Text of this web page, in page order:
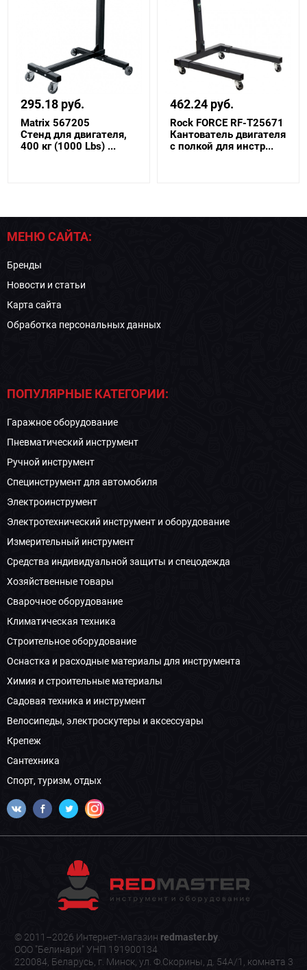
295.18 руб.
Matrix 567205
Стенд для двигателя,
400 кг (1000 Lbs) ...
462.24 руб.
Rock FORCE RF-T25671
Кантователь двигателя
с полкой для инстр...
МЕНЮ САЙТА:
Бренды
Новости и статьи
Карта сайта
Обработка персональных данных
ПОПУЛЯРНЫЕ КАТЕГОРИИ:
Гаражное оборудование
Пневматический инструмент
Ручной инструмент
Специнструмент для автомобиля
Электроинструмент
Электротехнический инструмент и оборудование
Измерительный инструмент
Средства индивидуальной защиты и спецодежда
Хозяйственные товары
Сварочное оборудование
Климатическая техника
Строительное оборудование
Оснастка и расходные материалы для инструмента
Химия и строительные материалы
Садовая техника и инструмент
Велосипеды, электроскутеры и аксессуары
Крепеж
Сантехника
Спорт, туризм, отдых
© 2011–2026 Интернет-магазин redmaster.by.
ООО "Белинари" УНП 191900134
220084, Беларусь, г. Минск, ул. Ф.Скорины, д. 54А/1, комната 3